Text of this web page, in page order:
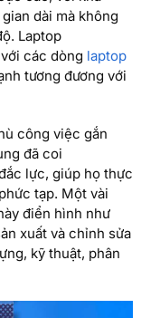
dài mà không
Laptop
các dòng laptop
tương đương với
công việc gắn
đã coi
lực, giúp họ thực
tạp. Một vài
điển hình như
xuất và chỉnh sửa
kỹ thuật, phân